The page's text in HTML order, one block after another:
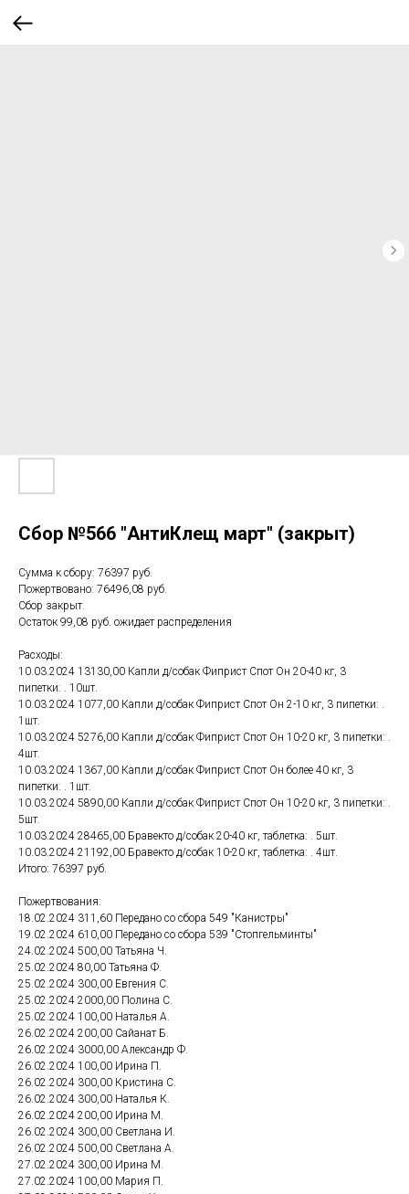
Сбор №566 "АнтиКлещ март" (закрыт)
Сумма к сбору: 76397 руб.
Пожертвовано: 76496,08 руб.
Сбор закрыт.
Остаток 99,08 руб. ожидает распределения
Расходы:
10.03.2024 13130,00 Капли д/собак Фиприст Спот Он 20-40 кг, 3
пипетки: . 10шт.
10.03.2024 1077,00 Капли д/собак Фиприст Спот Он 2-10 кг, 3 пипетки: .
1шт.
10.03.2024 5276,00 Капли д/собак Фиприст Спот Он 10-20 кг, 3 пипетки: .
4шт.
10.03.2024 1367,00 Капли д/собак Фиприст Спот Он более 40 кг, 3
пипетки: . 1шт.
10.03.2024 5890,00 Капли д/собак Фиприст Спот Он 10-20 кг, 3 пипетки: .
5шт.
10.03.2024 28465,00 Бравекто д/собак 20-40 кг, таблетка: . 5шт.
10.03.2024 21192,00 Бравекто д/собак 10-20 кг, таблетка: . 4шт.
Итого: 76397 руб.
Пожертвования:
18.02.2024 311,60 Передано со сбора 549 "Канистры"
19.02.2024 610,00 Передано со сбора 539 "Стопгельминты"
24.02.2024 500,00 Татьяна Ч.
25.02.2024 80,00 Татьяна Ф.
25.02.2024 300,00 Евгения С.
25.02.2024 2000,00 Полина С.
25.02.2024 100,00 Наталья А.
26.02.2024 200,00 Сайанат Б.
26.02.2024 3000,00 Александр Ф.
26.02.2024 100,00 Ирина П.
26.02.2024 300,00 Кристина С.
26.02.2024 300,00 Наталья К.
26.02.2024 200,00 Ирина М.
26.02.2024 300,00 Светлана И.
26.02.2024 500,00 Светлана А.
27.02.2024 300,00 Ирина М.
27.02.2024 100,00 Мария П.